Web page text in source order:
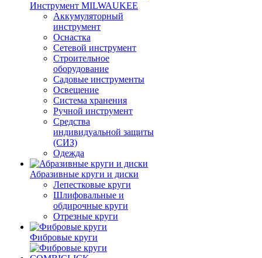
Инструмент MILWAUKEE
Аккумуляторный
инструмент
Оснастка
Сетевой инструмент
Строительное
оборудование
Садовые инструменты
Освещение
Система хранения
Ручной инструмент
Средства
индивидуальной защиты
(СИЗ)
Одежда
Абразивные круги и диски
Лепестковые круги
Шлифовальные и
обдирочные круги
Отрезные круги
Фибровые круги